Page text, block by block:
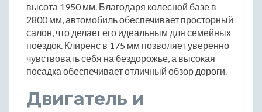
высота 1950 мм. Благодаря колесной базе в
2800 мм, автомобиль обеспечивает просторный
салон, что делает его идеальным для семейных
поездок. Клиренс в 175 мм позволяет уверенно
чувствовать себя на бездорожье, а высокая
посадка обеспечивает отличный обзор дороги.
Двигатель и